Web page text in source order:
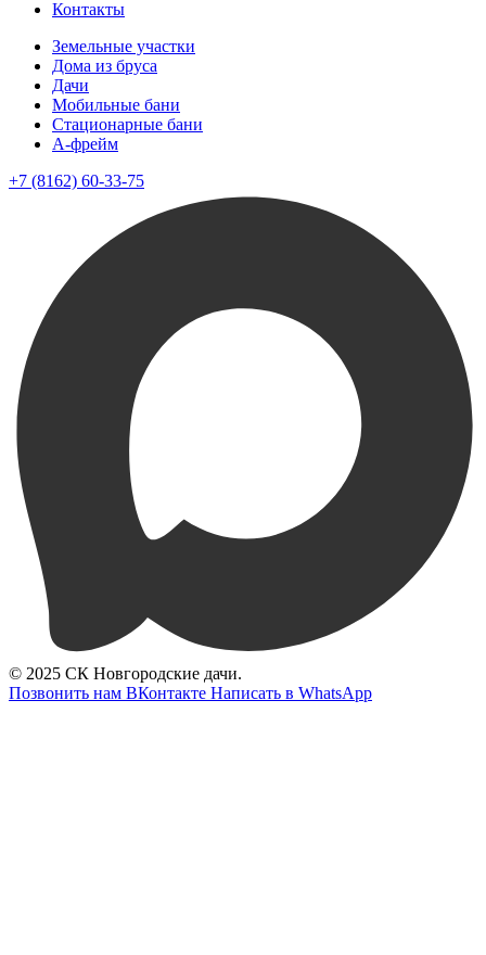
Контакты
Земельные участки
Дома из бруса
Дачи
Мобильные бани
Стационарные бани
A-фрейм
+7 (8162) 60-33-75
© 2025 СК Новгородские дачи.
Позвонить нам ВКонтакте Написать в WhatsApp